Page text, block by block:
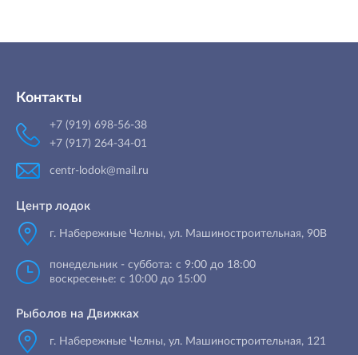
Контакты
+7 (919) 698-56-38
+7 (917) 264-34-01
centr-lodok@mail.ru
Центр лодок
г. Набережные Челны, ул. Машиностроительная, 90B
понедельник - суббота: с 9:00 до 18:00
воскресенье: с 10:00 до 15:00
Рыболов на Движках
г. Набережные Челны, ул. Машиностроительная, 121